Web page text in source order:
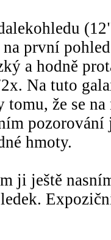
první
a hodně
Na tuto
tomu, že se
pozorování
hmoty.
ji ještě